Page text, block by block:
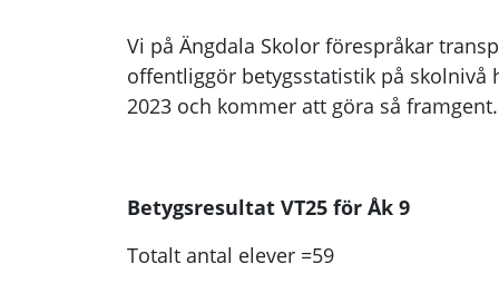
Vi på Ängdala Skolor förespråkar
offentliggör betygsstatistik på skolnivå
2023 och kommer att göra så
Betygsresultat VT25 för Åk 9
Totalt antal elever =59